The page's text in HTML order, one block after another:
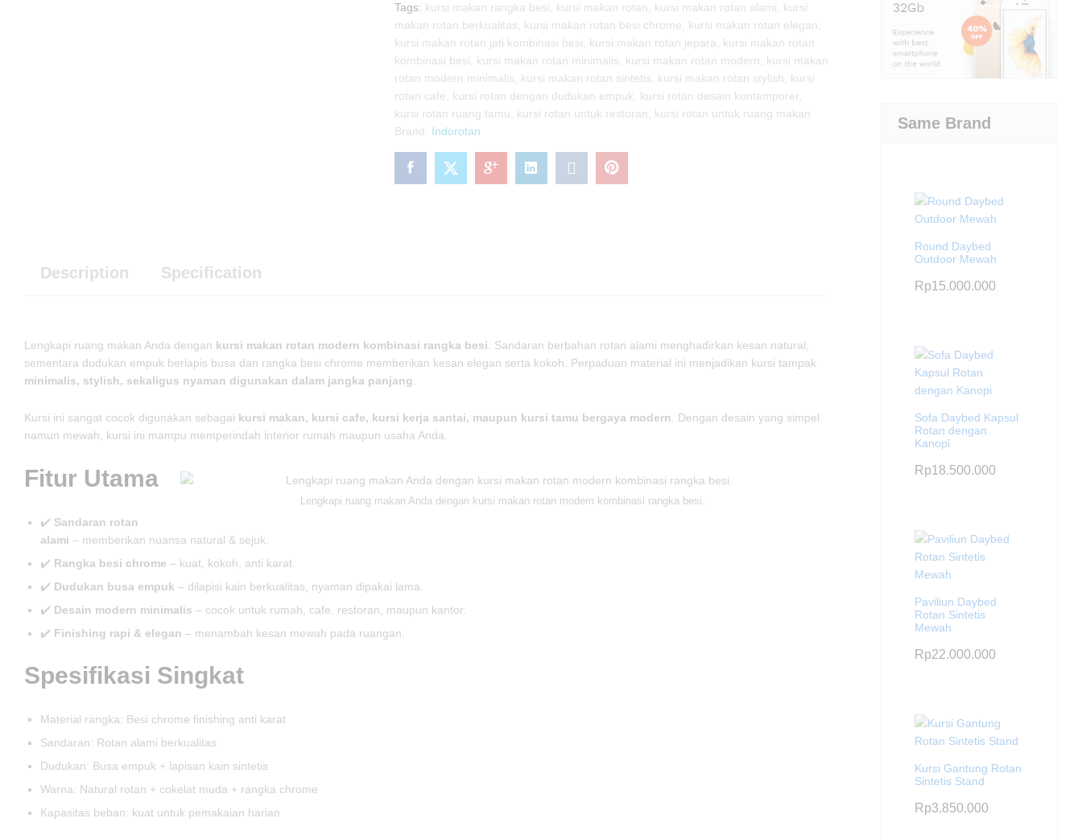
Tags: kursi makan rangka besi kursi makan rotan kursi makan rotan alami
kursi
makan rotan berkualitas
kursi makan rotan besi chrome kursi makan rotan elegan
kursi makan rotan jati kombinasi besi
kursi makan rotan jepara
kursi makan rotan
kombinasi besi
kursi makan rotan minimalis kursi makan rotan modern
kursi makan
rotan modern minimalis
kursi makan rotan sintetis kursi makan rotan stylish
kursi
rotan cafe
kursi rotan dengan dudukan empuk kursi rotan desain kontemporer,
kursi rotan ruang tamu
kursi rotan untuk restoran
kursi rotan untuk ruang makan
Brand: Indorotan
Description Specification
Lengkapi ruang makan Anda dengan kursi makan rotan modern kombinasi rangka besi . Sandaran berbahan rotan alami menghadirkan kesan natural,
sementara dudukan empuk berlapis busa dan rangka besi chrome memberikan kesan elegan serta kokoh. Perpaduan material ini menjadikan kursi tampak
minimalis, stylish, sekaligus nyaman digunakan dalam jangka panjang
Kursi ini sangat cocok digunakan sebagai kursi makan, kursi cafe, kursi kerja santai, maupun kursi tamu bergaya modern . Dengan desain yang simpel
namun mewah, kursi ini mampu memperindah interior rumah maupun usaha Anda.
Lengkapi ruang makan Anda dengan kursi makan rotan modern kombinasi rangka besi.
Fitur Utama
✔️ Sandaran rotan
alami – memberikan nuansa natural & sejuk.
✔️ Rangka besi chrome – kuat, kokoh, anti karat.
✔️ Dudukan busa empuk – dilapisi kain berkualitas, nyaman dipakai lama.
✔️ Desain modern minimalis – cocok untuk rumah, cafe, restoran, maupun kantor.
✔️ Finishing rapi & elegan – menambah kesan mewah pada ruangan.
Spesifikasi Singkat
Material rangka: Besi chrome finishing anti karat
Sandaran: Rotan alami berkualitas
Dudukan: Busa empuk + lapisan kain sintetis
Warna: Natural rotan + cokelat muda + rangka chrome
Kapasitas beban: kuat untuk pemakaian harian
Same Brand
Round Daybed
Outdoor Mewah
Rp15.000.000
Sofa Daybed Kapsul
Rotan dengan
Kanopi
Rp18.500.000
Paviliun Daybed
Rotan Sintetis
Mewah
Rp22.000.000
Kursi Gantung Rotan
Sintetis Stand
Rp3.850.000